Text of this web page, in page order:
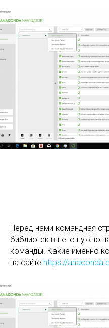
Перед нами командная
библиотек в него нужно
команды. Какие именно
на сайте https://